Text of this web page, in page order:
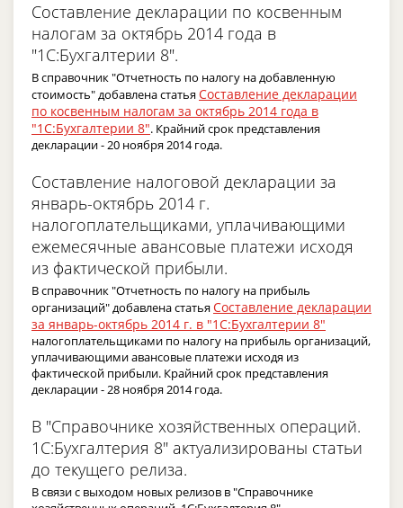
Составление декларации по косвенным
налогам за октябрь 2014 года в
"1С:Бухгалтерии 8".
В справочник "Отчетность по налогу на добавленную
стоимость" добавлена статьяСоставление декларации
по косвенным налогам за октябрь 2014 года в
"1С:Бухгалтерии 8". Крайний срок представления
декларации - 20 ноября 2014 года.
Составление налоговой декларации за
январь-октябрь 2014 г.
налогоплательщиками, уплачивающими
ежемесячные авансовые платежи исходя
из фактической прибыли.
В справочник "Отчетность по налогу на прибыль
организаций" добавлена статьяСоставление декларации
за январь-октябрь 2014 г. в "1С:Бухгалтерии 8"
налогоплательщиками по налогу на прибыль организаций,
уплачивающими авансовые платежи исходя из
фактической прибыли. Крайний срок представления
декларации - 28 ноября 2014 года.
В "Справочнике хозяйственных операций.
1С:Бухгалтерия 8" актуализированы статьи
до текущего релиза.
В связи с выходом новых релизов в "Справочнике